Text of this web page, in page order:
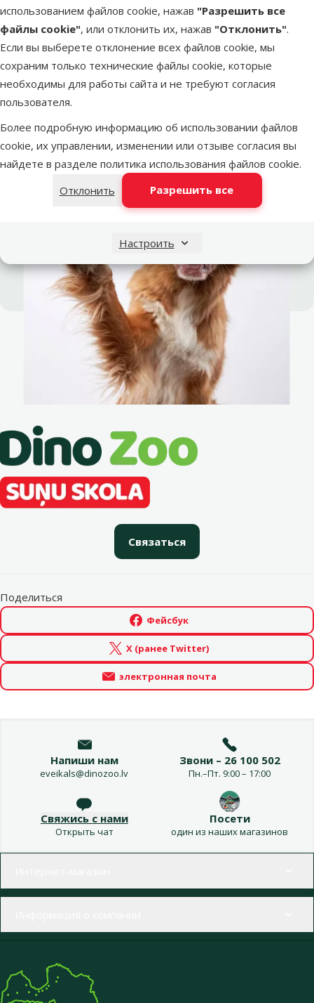
использованием файлов cookie, нажав "Разрешить все
файлы cookie", или отклонить их, нажав "Отклонить".
Если вы выберете отклонение всех файлов cookie, мы
сохраним только технические файлы cookie, которые
необходимы для работы сайта и не требуют согласия
пользователя.
Более подробную информацию об использовании файлов
cookie, их управлении, изменении или отзыве согласия вы
найдете в разделе политика использования файлов cookie.
Отклонить
Разрешить все
Настроить
Возможность вместе с тренером выбрать
питомцу снаряжение и товары в магазине,
расположенном рядом.
Аренда залов или их частей — для тренировок,
Связаться
Поделиться
Фейсбук
X (ранее Twitter)
электронная почта
Напиши нам
eveikals@dinozoo.lv
Звони – 26 100 502
Пн.–Пт. 9:00 – 17:00
Свяжись с нами
Открыть чат
Посети
один из наших магазинов